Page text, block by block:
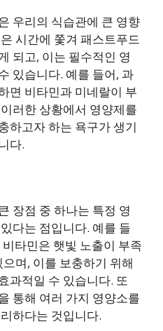
우리의 식습관에 큰 영향
시간에 쫓겨 패스트푸드
되고, 이는 필수적인 영
있습니다. 예를 들어, 과
면 비타민과 미네랄이 부
러한 상황에서 영양제를
하고자 하는 욕구가 생기
다.
장점 중 하나는 특정 영
다는 점입니다. 예를 들
타민은 햇빛 노출이 부족
며, 이를 보충하기 위해
과적일 수 있습니다. 또
통해 여러 가지 영양소를
하다는 것입니다.